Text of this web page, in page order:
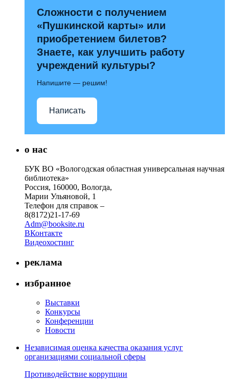
Сложности с получением
«Пушкинской карты» или
приобретением билетов?
Знаете, как улучшить работу
учреждений культуры?
Напишите — решим!
Написать
о нас
БУК ВО «Вологодская областная универсальная научная
библиотека»
Россия, 160000, Вологда,
Марии Ульяновой, 1
Телефон для справок –
8(8172)21-17-69
Adm@booksite.ru
ВКонтакте
Видеохостинг
реклама
избранное
Выставки
Конкурсы
Конференции
Новости
Независимая оценка качества оказания услуг
организациями социальной сферы
Противодействие коррупции